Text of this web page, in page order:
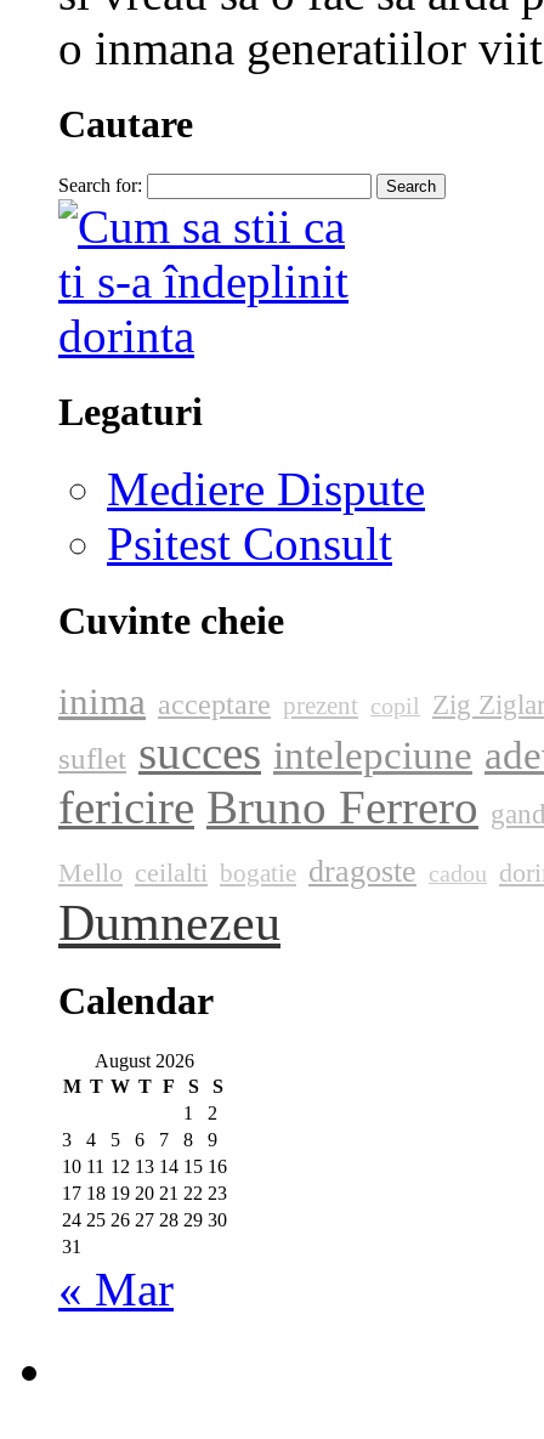
o inmana generatiilor
Cautare
Search for:
Legaturi
Mediere Dispute
Psitest Consult
Cuvinte cheie
inima acceptare prezent copil Zig
suflet succes intelepciune
fericire Bruno Ferrero
Mello ceilalti bogatie dragoste cadou
Dumnezeu
Calendar
August 2026
M T W T F S
S
1
2
3
4 5 6 7 8
9
10 11 12 13 14 15 16
17 18 19 20 21 22 23
24 25 26 27 28 29 30
31
« Mar